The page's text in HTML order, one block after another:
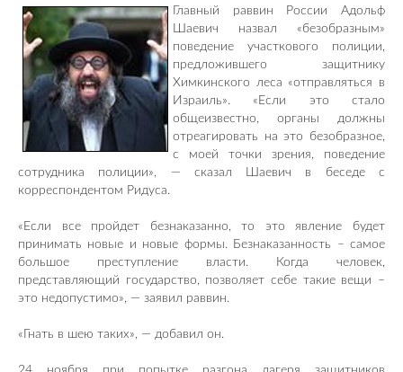
Главный раввин России Адольф
Шаевич назвал «безобразным»
поведение участкового полиции,
предложившего защитнику
Химкинского леса «отправляться в
Израиль». «Если это стало
общеизвестно, органы должны
отреагировать на это безобразное,
с моей точки зрения, поведение
сотрудника полиции», — сказал Шаевич в беседе с
корреспондентом Ридуса.
«Если все пройдет безнаказанно, то это явление будет
принимать новые и новые формы. Безнаказанность – самое
большое преступление власти. Когда человек,
представляющий государство, позволяет себе такие вещи –
это недопустимо», — заявил раввин.
«Гнать в шею таких», — добавил он.